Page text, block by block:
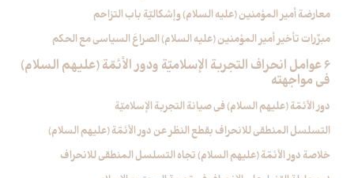
معارضة أمير المؤمنين (عليه السلام) وإشكاليّة باب التزاحم‏
مبرِّرات تأخير أمير المؤمنين (عليه السلام) الصراعَ السياسي مع الحكم
6 عوامل انحراف التجربة الإسلاميّة ودور الأئمّة (عليهم السلام)
في مواجهته‏
دور الأئمّة (عليهم السلام) في صيانة التجربة الإسلاميّة
التسلسل المنطقي للانحراف بقطع النظر عن دور الأئمّة (عليهم السلام)
خلاصة دور الأئمّة (عليهم السلام) تجاه التسلسل المنطقي للانحراف